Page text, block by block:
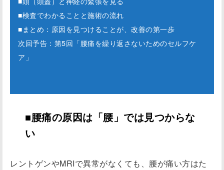
■検査でわかることと施術の流れ
■まとめ：原因を見つけることが、改善の第一歩
次回予告：第5回「腰痛を繰り返さないためのセルフケ
ア」
■腰痛の原因は「腰」では見つからな
い
レントゲンやMRIで異常がなくても、腰が痛い方はた